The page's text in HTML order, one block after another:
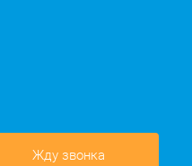
Жду звонка